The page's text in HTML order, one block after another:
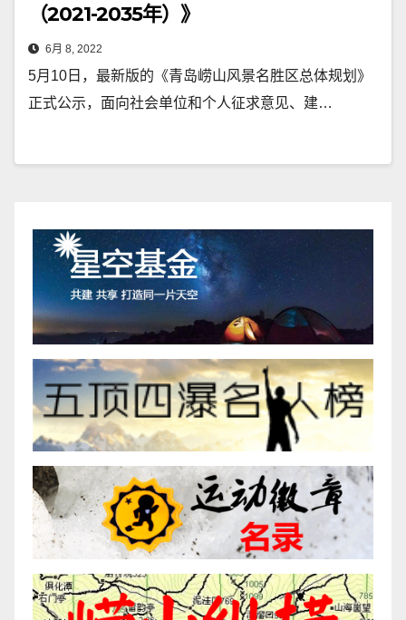
（2021-2035年）》
6月 8, 2022
5月10日，最新版的《青岛崂山风景名胜区总体规划》
正式公示，面向社会单位和个人征求意见、建…